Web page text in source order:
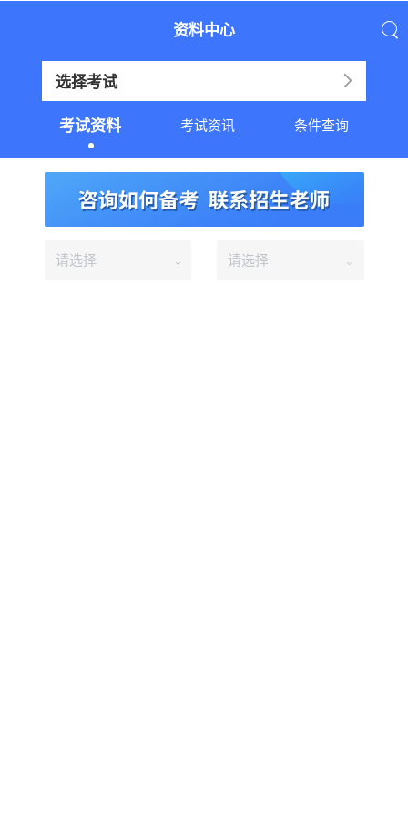
资料中心
选择考试
考试资料 考试资讯 条件查询